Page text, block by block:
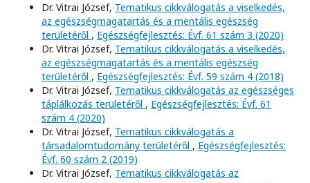
Dr. Vitrai József, Tematikus cikkválogatás a viselkedés,
az egészségmagatartás és a mentális egészség
területéről , Egészségfejlesztés: Évf. 61 szám 3 (2020)
Dr. Vitrai József, Tematikus cikkválogatás a viselkedés,
az egészségmagatartás és a mentális egészség
területéről , Egészségfejlesztés: Évf. 59 szám 4 (2018)
Dr. Vitrai József, Tematikus cikkválogatás az egészséges
táplálkozás területéről , Egészségfejlesztés: Évf. 61
szám 4 (2020)
Dr. Vitrai József, Tematikus cikkválogatás a
társadalomtudomány területéről , Egészségfejlesztés:
Évf. 60 szám 2 (2019)
Dr. Vitrai József, Tematikus cikkválogatás az